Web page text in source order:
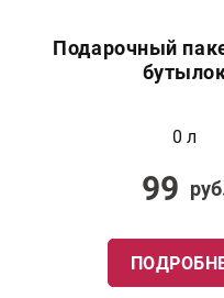
Подарочный
0 л
99